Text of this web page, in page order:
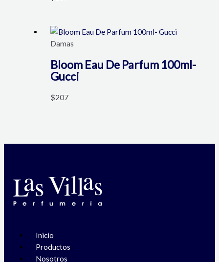
Damas
Bloom Eau De Parfum 100ml-
Gucci
$207
Inicio
Productos
Nosotros